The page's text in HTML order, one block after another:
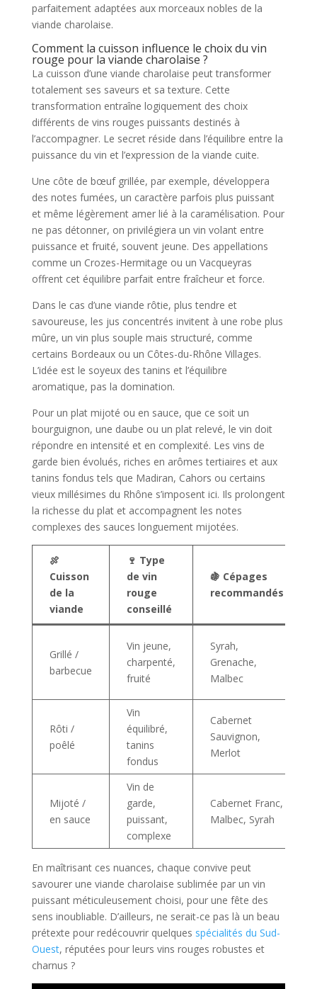
parfaitement adaptées aux morceaux nobles de la
viande charolaise.
Comment la cuisson influence le choix du vin
rouge pour la viande charolaise ?
La cuisson d’une viande charolaise peut transformer
totalement ses saveurs et sa texture. Cette
transformation entraîne logiquement des choix
différents de vins rouges puissants destinés à
l’accompagner. Le secret réside dans l’équilibre entre la
puissance du vin et l’expression de la viande cuite.
Une côte de bœuf grillée, par exemple, développera
des notes fumées, un caractère parfois plus puissant
et même légèrement amer lié à la caramélisation. Pour
ne pas détonner, on privilégiera un vin volant entre
puissance et fruité, souvent jeune. Des appellations
comme un Crozes-Hermitage ou un Vacqueyras
offrent cet équilibre parfait entre fraîcheur et force.
Dans le cas d’une viande rôtie, plus tendre et
savoureuse, les jus concentrés invitent à une robe plus
mûre, un vin plus souple mais structuré, comme
certains Bordeaux ou un Côtes-du-Rhône Villages.
L’idée est le soyeux des tanins et l’équilibre
aromatique, pas la domination.
Pour un plat mijoté ou en sauce, que ce soit un
bourguignon, une daube ou un plat relevé, le vin doit
répondre en intensité et en complexité. Les vins de
garde bien évolués, riches en arômes tertiaires et aux
tanins fondus tels que Madiran, Cahors ou certains
vieux millésimes du Rhône s’imposent ici. Ils prolongent
la richesse du plat et accompagnent les notes
complexes des sauces longuement mijotées.
🍖
Cuisson
de la
viande
🍷 Type
de vin
rouge
conseillé
🍇 Cépages
recommandés
Grillé /
barbecue
Vin jeune,
charpenté,
fruité
Syrah,
Grenache,
Malbec
Rôti /
poêlé
Vin
équilibré,
tanins
fondus
Cabernet
Sauvignon,
Merlot
Mijoté /
en sauce
Vin de
garde,
puissant,
complexe
Cabernet Franc,
Malbec, Syrah
En maîtrisant ces nuances, chaque convive peut
savourer une viande charolaise sublimée par un vin
puissant méticuleusement choisi, pour une fête des
sens inoubliable. D’ailleurs, ne serait-ce pas là un beau
prétexte pour redécouvrir quelques spécialités du Sud-
Ouest, réputées pour leurs vins rouges robustes et
charnus ?